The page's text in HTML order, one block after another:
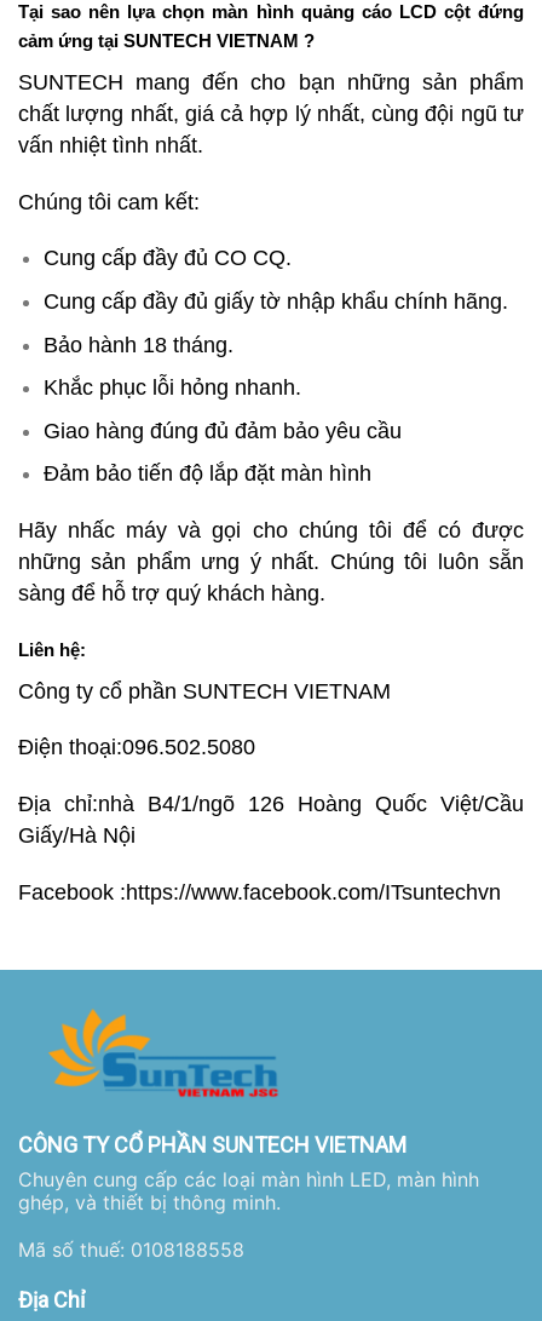
Tại sao nên lựa chọn màn hình quảng cáo LCD cột đứng
cảm ứng tại SUNTECH VIETNAM ?
SUNTECH mang đến cho bạn những sản phẩm
chất lượng nhất, giá cả hợp lý nhất, cùng đội ngũ tư
vấn nhiệt tình nhất.
Chúng tôi cam kết:
Cung cấp đầy đủ CO CQ.
Cung cấp đầy đủ giấy tờ nhập khẩu chính hãng.
Bảo hành 18 tháng.
Khắc phục lỗi hỏng nhanh.
Giao hàng đúng đủ đảm bảo yêu cầu
Đảm bảo tiến độ lắp đặt màn hình
Hãy nhấc máy và gọi cho chúng tôi để có được
những sản phẩm ưng ý nhất. Chúng tôi luôn sẵn
sàng để hỗ trợ quý khách hàng.
Liên hệ:
Công ty cổ phần SUNTECH VIETNAM
Điện thoại:096.502.5080
Địa chỉ:nhà B4/1/ngõ 126 Hoàng Quốc Việt/Cầu
Giấy/Hà Nội
Facebook :https://www.facebook.com/ITsuntechvn
CÔNG TY CỔ PHẦN SUNTECH VIETNAM
Chuyên cung cấp các loại màn hình LED, màn hình
ghép, và thiết bị thông minh.
Mã số thuế: 0108188558
Địa Chỉ